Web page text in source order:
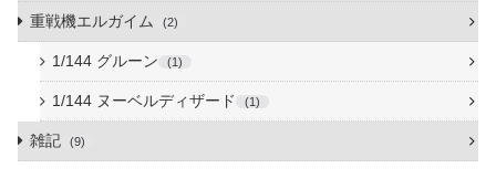
重戦機エルガイム 2
1/144 グルーン 1
1/144 ヌーベルディザード 1
雑記 9